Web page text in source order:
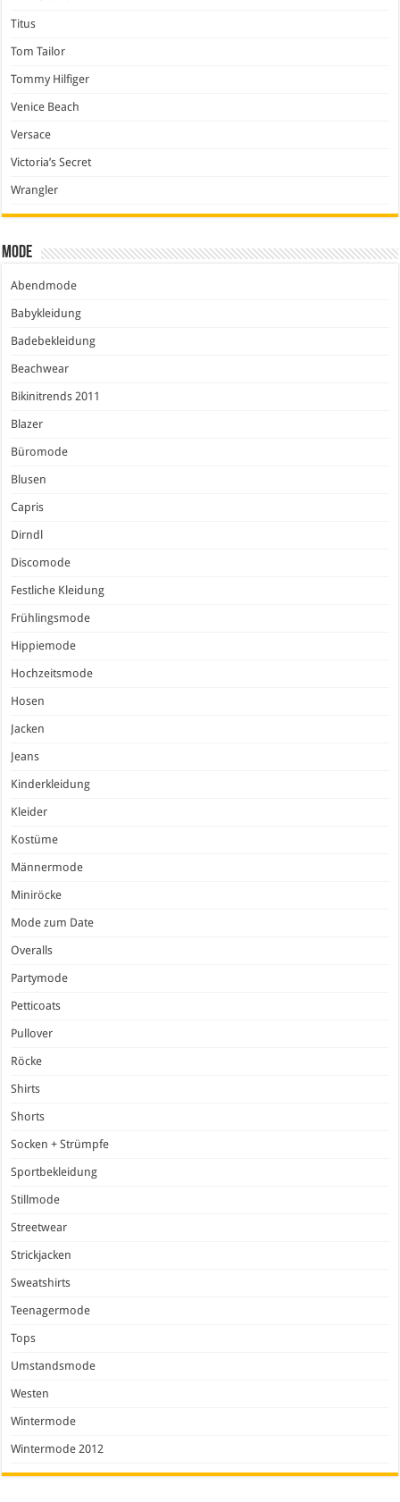
Titus
Tom Tailor
Tommy Hilfiger
Venice Beach
Versace
Victoria’s Secret
Wrangler
Mode
Abendmode
Babykleidung
Badebekleidung
Beachwear
Bikinitrends 2011
Blazer
Büromode
Blusen
Capris
Dirndl
Discomode
Festliche Kleidung
Frühlingsmode
Hippiemode
Hochzeitsmode
Hosen
Jacken
Jeans
Kinderkleidung
Kleider
Kostüme
Männermode
Miniröcke
Mode zum Date
Overalls
Partymode
Petticoats
Pullover
Röcke
Shirts
Shorts
Socken + Strümpfe
Sportbekleidung
Stillmode
Streetwear
Strickjacken
Sweatshirts
Teenagermode
Tops
Umstandsmode
Westen
Wintermode
Wintermode 2012